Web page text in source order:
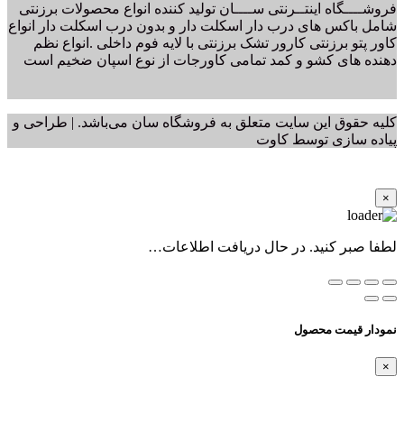
فروشــــگاه اینتــرنتی ســــان تولید کننده انواع محصولات برزنتی
شامل باکس های درب دار اسکلت دار و بدون درب اسکلت دار انواع
کاور پتو برزنتی کارور تشک برزنتی با لایه فوم داخلی .انواع نظم
دهنده های کشو و کمد تمامی کاورجات از نوع اسپان ضخیم است
کلیه حقوق این سایت متعلق به فروشگاه سان می‌باشد. | طراحی و
پیاده سازی توسط کاوت
×
لطفا صبر کنید. در حال دریافت اطلاعات…
نمودار قیمت محصول
×